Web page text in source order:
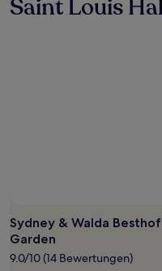
Saint Louis
Sydney & Walda
Garden
9.0/10 (14 Bewertungen)